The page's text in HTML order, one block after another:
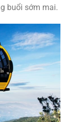
buổi sớm mai.